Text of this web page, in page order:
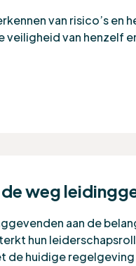
van risico’s en
van henzelf
weg
aan de
hun
de huidige